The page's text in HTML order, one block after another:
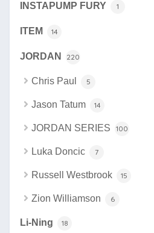
INSTAPUMP FURY 1
ITEM 14
JORDAN 220
Chris Paul 5
Jason Tatum 14
JORDAN SERIES 100
Luka Doncic 7
Russell Westbrook 15
Zion Williamson 6
Li-Ning 18